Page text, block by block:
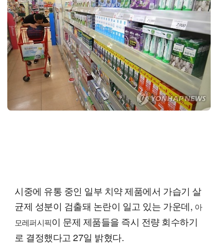
시중에 유통 중인 일부 치약 제품에서 가습기 살
균제 성분이 검출돼 논란이 일고 있는 가운데, 아
모레퍼시픽이 문제 제품들을 즉시 전량 회수하기
로 결정했다고 27일 밝혔다.